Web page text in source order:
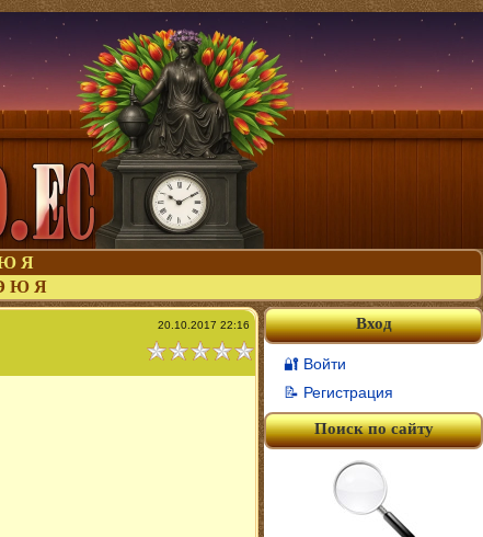
Я
Ю Я
20.10.2017 22:16 Вход
🔐 Войти
📝 Регистрация
Поиск по сайту